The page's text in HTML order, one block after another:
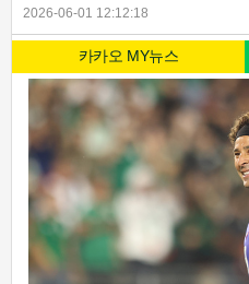
2026-06-01 12:12:18
카카오 MY뉴스